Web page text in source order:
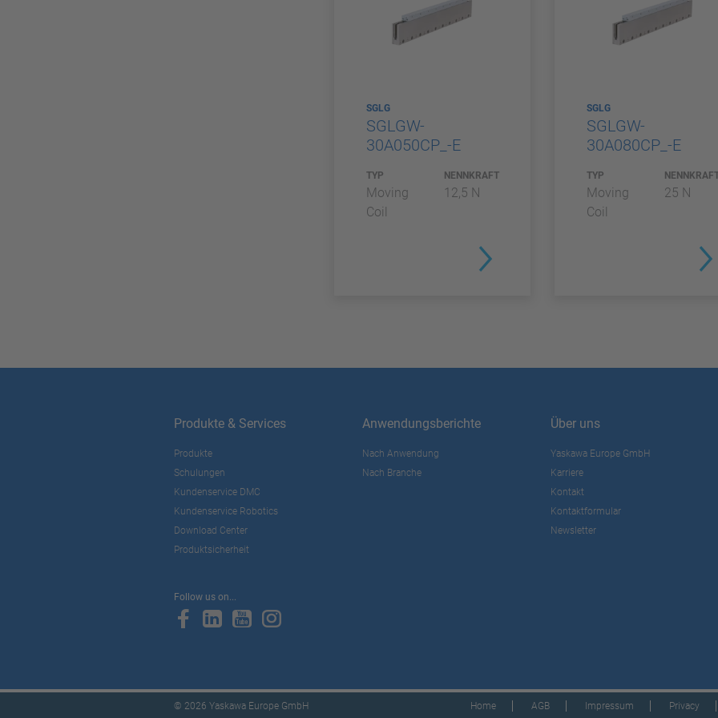
SGLG
SGLGW-
30A050CP_-E
TYP
Moving
Coil
NENNKRAFT
12,5 N
SGLG
SGLGW-
30A080CP_-E
TYP
Moving
Coil
25 N
Produkte & Services
Produkte
Schulungen
Kundenservice DMC
Kundenservice Robotics
Download Center
Produktsicherheit
Anwendungsberichte
Nach Anwendung
Nach Branche
Über uns
Yaskawa Europe GmbH
Karriere
Kontakt
Kontaktformular
Newsletter
Follow us on...
© 2026 Yaskawa Europe GmbH Home AGB Impressum Privacy